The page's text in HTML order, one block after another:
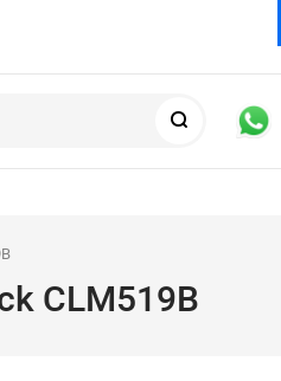
CLM519B